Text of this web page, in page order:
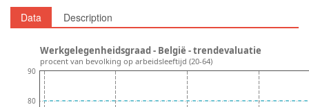
Data Description
80
90
Werkgelegenheidsgraad - België - trendevaluatie
procent van bevolking op arbeidsleeftijd (20-64)